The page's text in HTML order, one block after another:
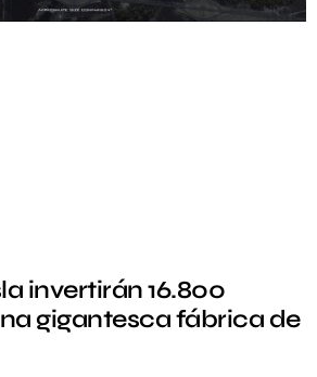
invertirán 16.800
gigantesca fábrica de